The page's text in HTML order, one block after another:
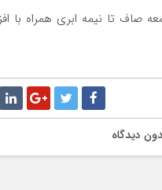
صاف تا نیمه ابری همراه با
دیدگاه